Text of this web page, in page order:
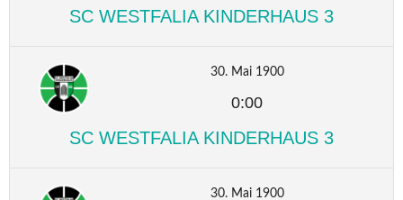
SC WESTFALIA KINDERHAUS 3
30. Mai 1900
0:00
SC WESTFALIA KINDERHAUS 3
30. Mai 1900